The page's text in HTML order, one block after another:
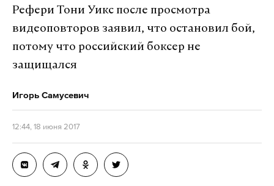
пулями автомобиле, по которому убийцы сделали
не менее 30 выстрелов. По данным экспертов, оба
Зиберова отправят в Москву для похорон.
А еще мы есть вTelegram
Рефери Тони Уикс после просмотра
видеоповторов заявил, что остановил бой,
потому что российский боксер не
защищался
Игорь Самусевич
12:44, 18 июня 2017